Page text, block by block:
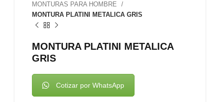
MONTURAS PARA HOMBRE
MONTURA PLATINI METALICA GRIS
MONTURA PLATINI METALICA
GRIS
Cotizar por WhatsApp